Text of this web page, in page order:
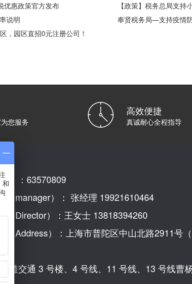
优惠政策官方发布
【政策】税务总局支
说明
奉贤税务局—支持疫情
，园区直招0元注册公司！
您服务
高效便捷
真诚耐心全程指导
）：63570809
（manager）： 张经理 19921610464
（Director）：王女士 13818394260
（Address）：上海市普陀区中山北路2911号（
道交通 3 号楼、4 号线、11 号线、13 号线曹杨
和